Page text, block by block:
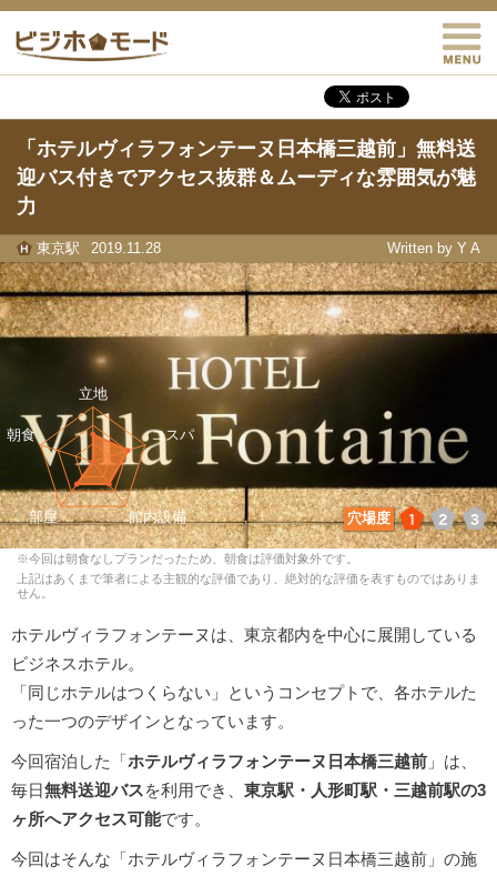
「ホテルヴィラフォンテーヌ日本橋三越前」無料送
迎バス付きでアクセス抜群＆ムーディな雰囲気が魅
力
東京駅 2019.11.28 Written by Y A
穴場度 1 2 3
※今回は朝食なしプランだったため、朝食は評価対象外です。
上記はあくまで筆者による主観的な評価であり、絶対的な評価を表すものではありま
せん。
ホテルヴィラフォンテーヌは、東京都内を中心に展開している
ビジネスホテル。
「同じホテルはつくらない」というコンセプトで、各ホテルた
った一つのデザインとなっています。
今回宿泊した「ホテルヴィラフォンテーヌ日本橋三越前 」は、
毎日無料送迎バスを利用でき、 東京駅・人形町駅・三越前駅の3
ヶ所へアクセス可能です。
今回はそんな「ホテルヴィラフォンテーヌ日本橋三越前」の施